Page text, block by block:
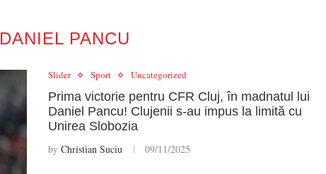
DANIEL PANCU
Slider Sport Uncategorized
Prima victorie pentru CFR Cluj, în madnatul lui
Daniel Pancu! Clujenii s-au impus la limită cu
Unirea Slobozia
by Christian Suciu 09/11/2025